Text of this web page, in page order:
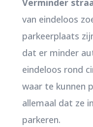
van eindeloos
parkeerplaats
dat er minder
eindeloos rond
waar te kunnen
allemaal dat ze
parkeren.